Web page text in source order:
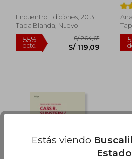
55%
dcto. S/ 120,07
Encuentro Ediciones, 2013,
Tapa Blanda, Nuevo
Estás viendo